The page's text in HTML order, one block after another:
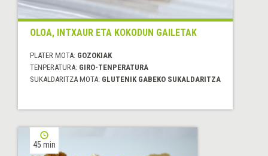
OLOA, INTXAUR ETA KOKODUN GAILETAK
PLATER MOTA: GOZOKIAK
TENPERATURA: GIRO-TENPERATURA
SUKALDARITZA MOTA: GLUTENIK GABEKO SUKALDARITZA
45 min